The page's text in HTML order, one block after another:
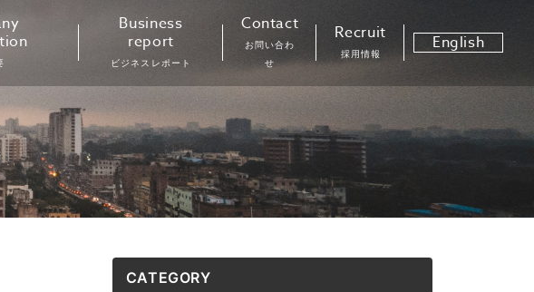
Business
report
ビジネスレポート
Contact
お問い合わ
せ
Recruit
採用情報 English
CATEGORY